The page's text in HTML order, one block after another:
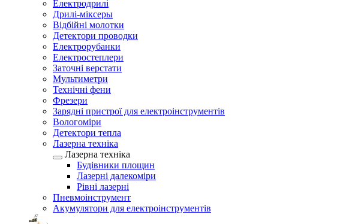
Електродрилі
Дрилі-міксеры
Відбійні молотки
Детектори проводки
Електрорубанки
Електростеплери
Заточні верстати
Мультиметри
Технічні фени
Фрезери
Зарядні пристрої для електроінструментів
Вологоміри
Детектори тепла
Лазерна техніка
Лазерна техніка
Будівники площин
Лазерні далекоміри
Рівні лазерні
Пневмоінструмент
Акумулятори для електроінструментів